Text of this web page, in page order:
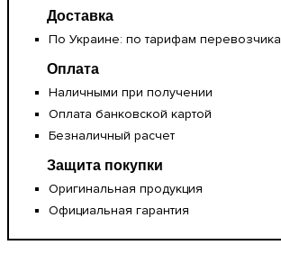
Доставка
По Украине: по тарифам перевозчика
Оплата
Наличными при получении
Оплата банковской картой
Безналичный расчет
Защита покупки
Оригинальная продукция
Официальная гарантия